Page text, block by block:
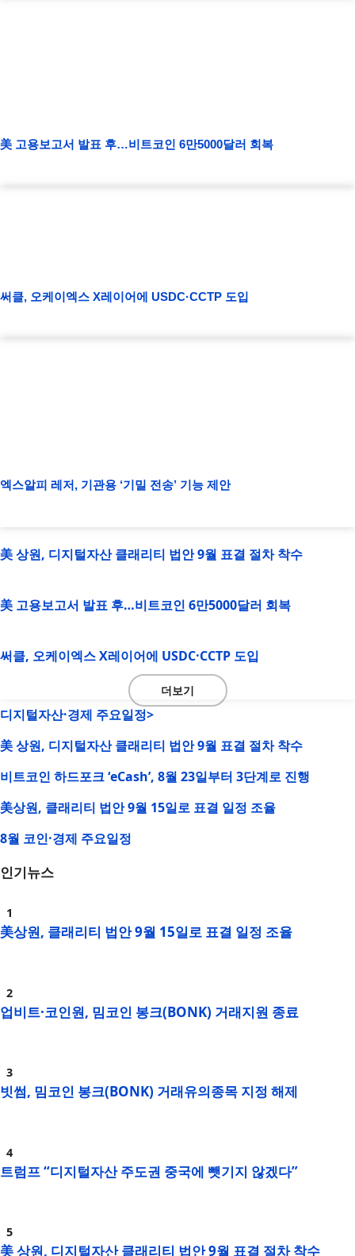
美 고용보고서 발표 후…비트코인 6만5000달러 회복
써클, 오케이엑스 X레이어에 USDC·CCTP 도입
엑스알피 레저, 기관용 ‘기밀 전송’ 기능 제안
美 상원, 디지털자산 클래리티 법안 9월 표결 절차 착수
美 고용보고서 발표 후…비트코인 6만5000달러 회복
써클, 오케이엑스 X레이어에 USDC·CCTP 도입
더보기
디지털자산·경제 주요일정>
美 상원, 디지털자산 클래리티 법안 9월 표결 절차 착수
비트코인 하드포크 ‘eCash’, 8월 23일부터 3단계로 진행
美상원, 클래리티 법안 9월 15일로 표결 일정 조율
8월 코인·경제 주요일정
인기뉴스
美상원, 클래리티 법안 9월 15일로 표결 일정 조율
업비트·코인원, 밈코인 봉크(BONK) 거래지원 종료
빗썸, 밈코인 봉크(BONK) 거래유의종목 지정 해제
트럼프 “디지털자산 주도권 중국에 뺏기지 않겠다”
美 상원, 디지털자산 클래리티 법안 9월 표결 절차 착수